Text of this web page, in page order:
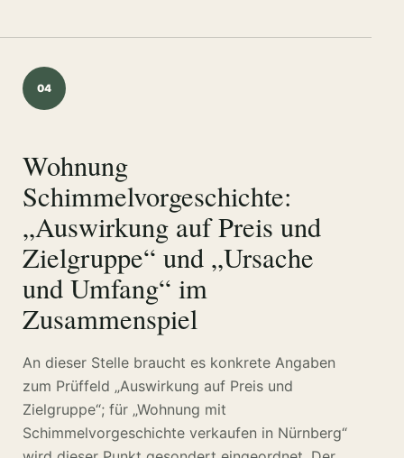
04
Wohnung
Schimmelvorgeschichte:
„Auswirkung auf Preis und
Zielgruppe“ und „Ursache
und Umfang“ im
Zusammenspiel
An dieser Stelle braucht es konkrete Angaben
zum Prüffeld „Auswirkung auf Preis und
Zielgruppe“; für „Wohnung mit
Schimmelvorgeschichte verkaufen in Nürnberg“